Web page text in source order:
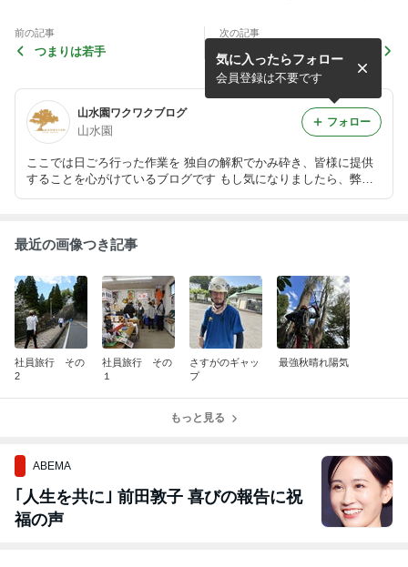
前の記事
つまりは若手
次の記事
暴れた松を鎮めよう
山水園ワクワクブログ
山水園
ここでは日ごろ行った作業を 独自の解釈でかみ砕き、皆様に提供
することを心がけているブログです もし気になりましたら、弊社H
Pをご覧ください https://www.sansui-landscape.com/
気に入ったらフォロー
会員登録は不要です
フォロー
最近の画像つき記事
社員旅行 その
2
社員旅行 その
１
さすがのギャッ
プ
最強秋晴れ陽気
もっと見る
ABEMA
｢人生を共に｣ 前田敦子 喜びの報告に祝
福の声